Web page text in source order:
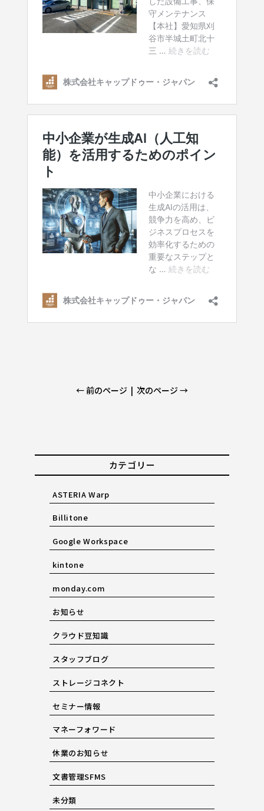
← 前のページ | 次のページ →
カテゴリー
ASTERIA Warp
Billitone
Google Workspace
kintone
monday.com
お知らせ
クラウド豆知識
スタッフブログ
ストレージコネクト
セミナー情報
マネーフォワード
休業のお知らせ
文書管理SFMS
未分類